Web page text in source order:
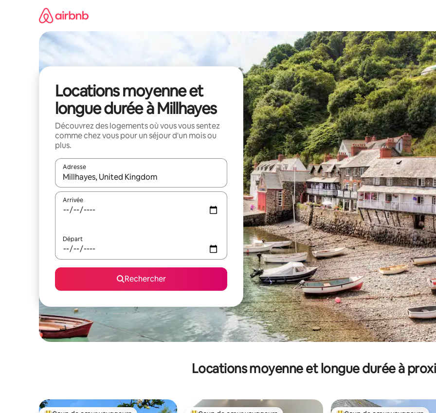
Locations moyenne et
longue durée à Millhayes
Découvrez des logements où vous vous sentez
comme chez vous pour un séjour d'un mois ou
plus.
Adresse
Lorsque les résultats s'affichent, utilisez les flèches vers le haut et vers le bas pour les parcourir ou en appuyant et en
Arrivée
Départ
Rechercher
Locations moyenne et longue durée à